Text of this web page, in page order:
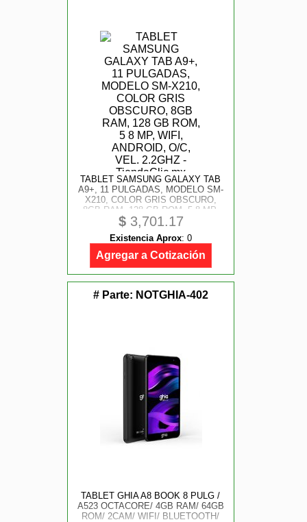
TABLET SAMSUNG GALAXY TAB
A9+, 11 PULGADAS, MODELO SM-
X210, COLOR GRIS OBSCURO,
8GB RAM, 128 GB ROM, 5 8 MP,
WIFI, ANDROID, O/ C, VEL. 2.2GHZ
$3,701.17
Existencia Aprox: 0
Agregar a Cotización
# Parte: NOTGHIA-402
TABLET GHIA A8 BOOK 8 PULG /
A523 OCTACORE/ 4GB RAM/ 64GB
ROM/ 2CAM/ WIFI/ BLUETOOTH/